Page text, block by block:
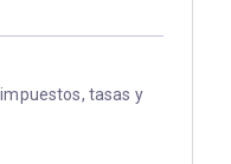
tasas y